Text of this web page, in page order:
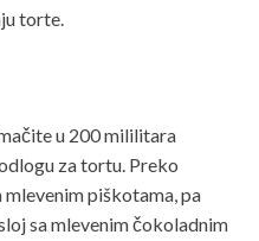
torte.
u 200 mililitara
za tortu. Preko
mlevenim piškotama, pa
sa mlevenim čokoladnim